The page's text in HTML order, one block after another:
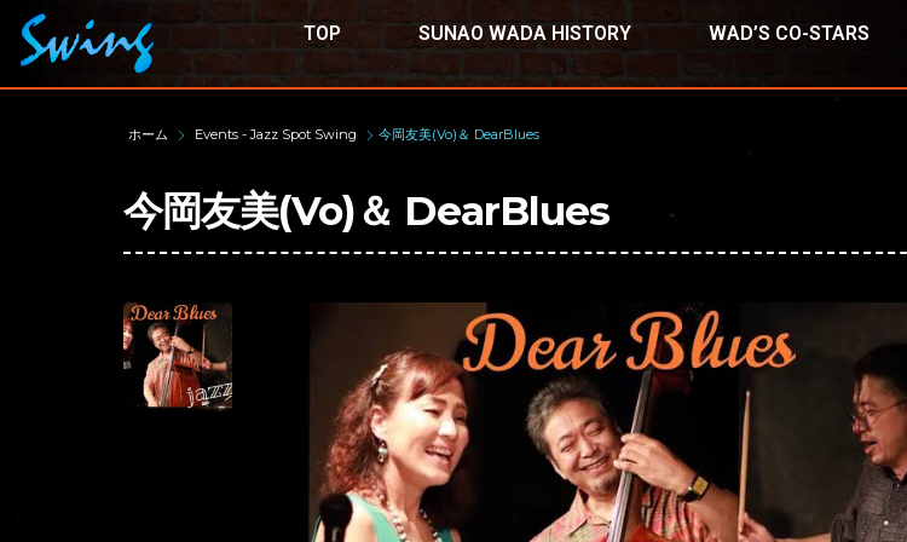
TOP SUNAO WADA HISTORY WAD’S CO-STARS
ホーム Events - Jazz Spot Swing 今岡友美(Vo)＆ DearBlues
今岡友美(Vo)＆ DearBlues